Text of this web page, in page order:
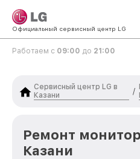
Официальный сервисный центр LG
Работаем с 09:00 до 21:00
Сервисный центр LG в
Казани
/
Ремонт
Казани